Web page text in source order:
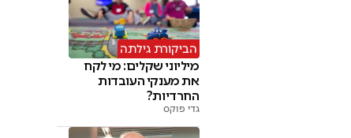
הביקורת גילתה
מיליוני שקלים: מי לקח
את מענקי העובדות
החרדיות?
גדי פוקס